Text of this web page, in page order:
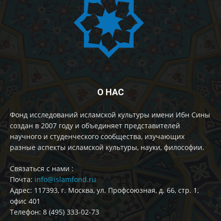
О НАС
Фонд исследований исламской культуры имени Ибн Сины
создан в 2007 году и объединяет представителей
научного и студенческого сообщества, изучающих
разные аспекты исламской культуры, науки, философии.
Cвязаться с нами :
Почта: info@islamfond.ru
Адрес: 117393, г. Москва, ул. Профсоюзная, д. 66, стр. 1,
офис 401
Телефон: 8 (495) 333-02-73